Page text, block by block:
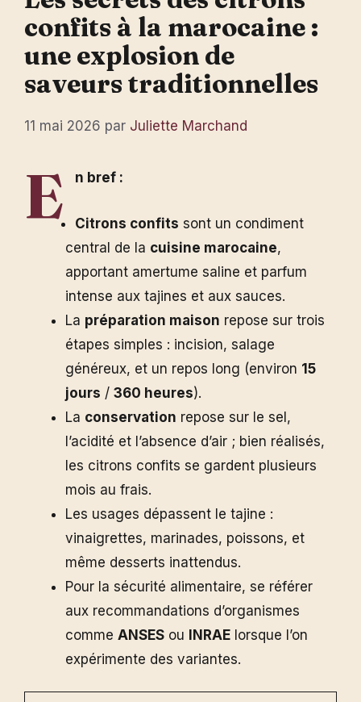
confits à la marocaine :
une explosion de
saveurs traditionnelles
11 mai 2026 par Juliette Marchand
E n bref :
Citrons confits sont un condiment
central de la cuisine marocaine,
apportant amertume saline et parfum
intense aux tajines et aux sauces.
La préparation maison repose sur trois
étapes simples : incision, salage
généreux, et un repos long (environ 15
jours / 360 heures).
La conservation repose sur le sel,
l’acidité et l’absence d’air ; bien réalisés,
les citrons confits se gardent plusieurs
mois au frais.
Les usages dépassent le tajine :
vinaigrettes, marinades, poissons, et
même desserts inattendus.
Pour la sécurité alimentaire, se référer
aux recommandations d’organismes
comme ANSES ou INRAE lorsque l’on
expérimente des variantes.